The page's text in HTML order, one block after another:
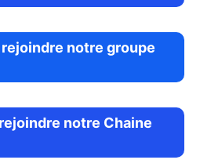
notre groupe
notre Chaine